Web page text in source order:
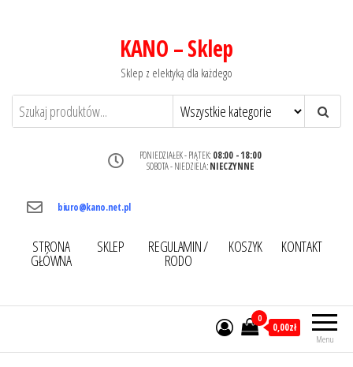
KANO – Sklep
Sklep z elektyką dla każdego
PONIEDZIAŁEK - PIĄTEK: 08:00 - 18:00
SOBOTA - NIEDZIELA:NIECZYNNE
biuro@kano.net.pl
STRONA
GŁÓWNA
SKLEP REGULAMIN /
RODO
KOSZYK KONTAKT
Menu
0
0,00zł